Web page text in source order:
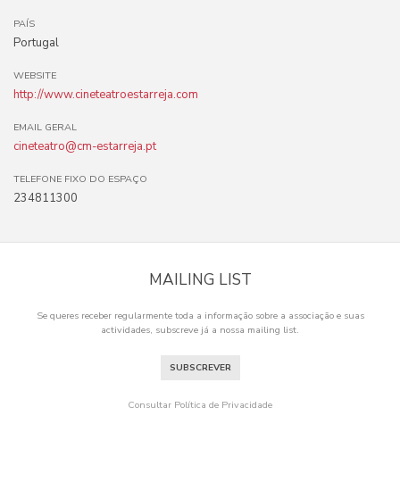
PAÍS
Portugal
WEBSITE
http://www.cineteatroestarreja.com
EMAIL GERAL
cineteatro@cm-estarreja.pt
TELEFONE FIXO DO ESPAÇO
234811300
MAILING LIST
Se queres receber regularmente toda a informação sobre a associação e suas
actividades, subscreve já a nossa mailing list.
SUBSCREVER
Consultar Política de Privacidade